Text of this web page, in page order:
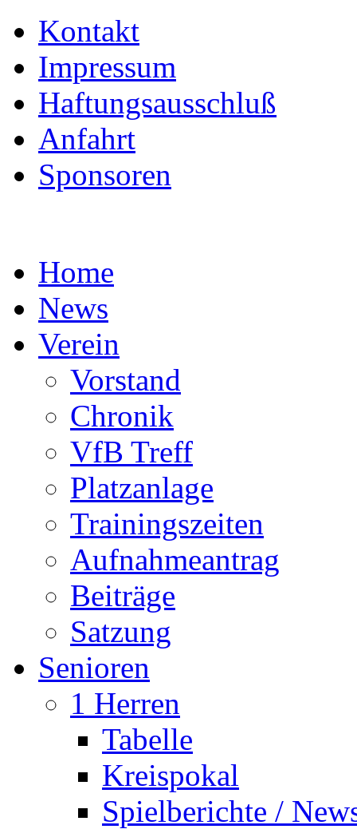
Kontakt
Impressum
Haftungsausschluß
Anfahrt
Sponsoren
Home
News
Verein
Vorstand
Chronik
VfB Treff
Platzanlage
Trainingszeiten
Aufnahmeantrag
Beiträge
Satzung
Senioren
1 Herren
Tabelle
Kreispokal
Spielberichte /